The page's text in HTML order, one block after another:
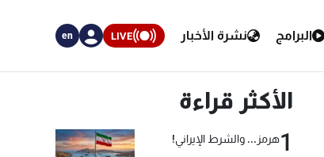
البرامج نشرة الأخبار LIVE
en
الأكثر قراءة
1هرمز... والشرط الإيراني!